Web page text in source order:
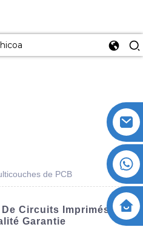
de PCB
Circuits Imprimés
Garantie